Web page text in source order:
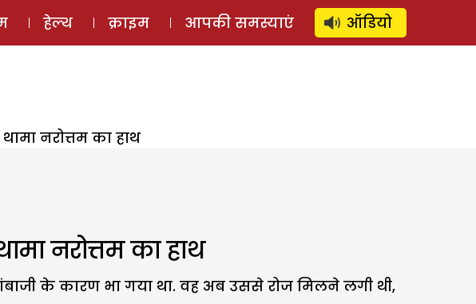
ऑडियो स्टोरी लॉग इन ⚲ SUBSCRIBE
हेल्थ क्राइम आपकी समस्याएं ऑडियो
नरोत्तम का हाथ
नरोत्तम का हाथ
के कारण भा गया था. वह अब उससे रोज मिलने लगी थी,